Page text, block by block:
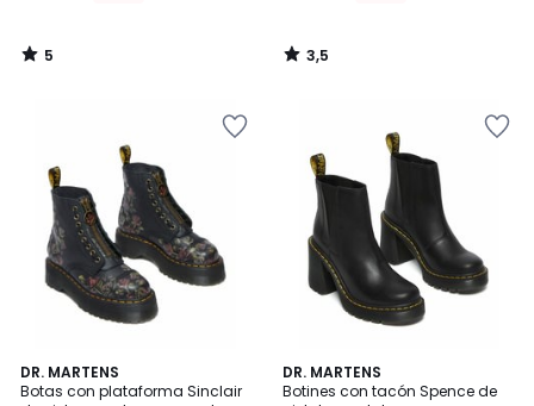
5
/
3,5
/
DR. MARTENS
Botas con plataforma Sinclair
5
/
DR. MARTENS
Botines con tacón Spence de
3
/